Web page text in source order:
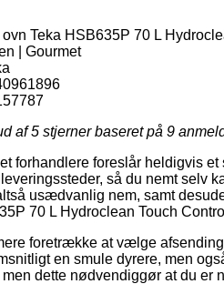
Teka HSB635P 70 L
| Gourmet
af 5 stjerner baseret på 9
forhandlere foreslår heldigvis
så du nemt selv
usædvanlig nem, samt
70 L Hydroclean Touch
foretrække at vælge
en smule dyrere, men
dette nødvendiggør at du er